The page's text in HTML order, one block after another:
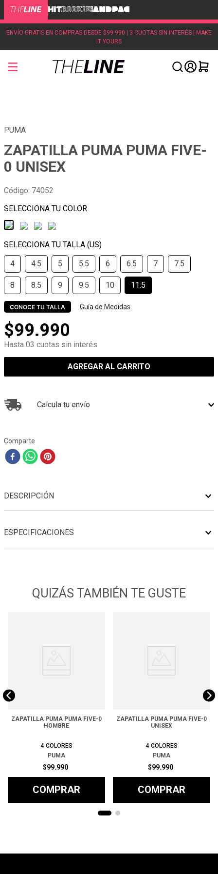
ENVÍO GRATIS EN COMPRAS DESDE $99.990 | 3 CUOTAS SIN INTERÉS | MAKE
IT YOURS
PUMA
ZAPATILLA PUMA PUMA FIVE-
0 UNISEX
Código: 74052
4 4.5 5 5.5 6 6.5 7 7.5
8 8.5 9 9.5 10 11.5
CONOCE TU TALLA Guía de Medidas
$99.990
Hasta 03 cuotas sin interés
AGREGAR AL CARRITO
Calcula tu envío
Comparte
DESCRIPCIÓN
ESPECIFICACIONES
QUIZÁS TAMBIÉN TE GUSTE
ZAPATILLA PUMA PUMA FIVE-0
HOMBRE
4 COLORES
PUMA
$99.990
COMPRAR
ZAPATILLA PUMA PUMA FIVE-0
UNISEX
4 COLORES
PUMA
$99.990
COMPRAR